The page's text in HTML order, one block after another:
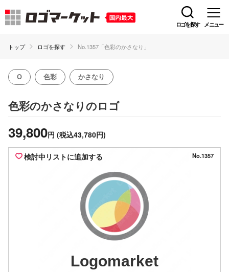
ロゴを探す メニュー
トップ ロゴを探す No.1357「色彩のかさなり」
O 色彩 かさなり
色彩のかさなりのロゴ
39,800円 (税込43,780円)
検討中リストに追加する No.1357
Logomarket